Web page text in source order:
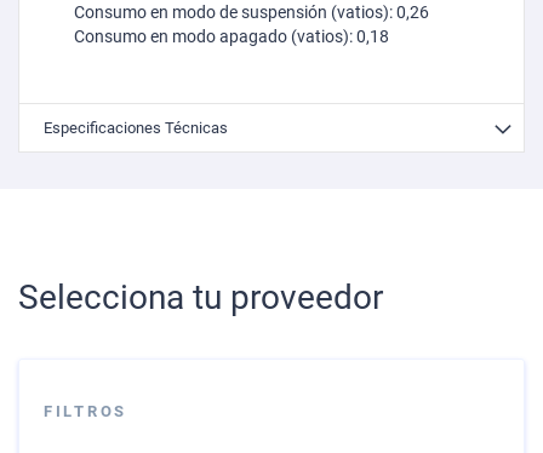
Consumo en modo de suspensión (vatios): 0,26
Consumo en modo apagado (vatios): 0,18
Especificaciones Técnicas
Selecciona tu proveedor
FILTROS